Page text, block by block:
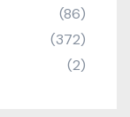
(86)
(372)
(2)